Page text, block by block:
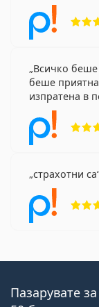
Всичко беше
беше
изпратена в
страхотни са
Пазарувате